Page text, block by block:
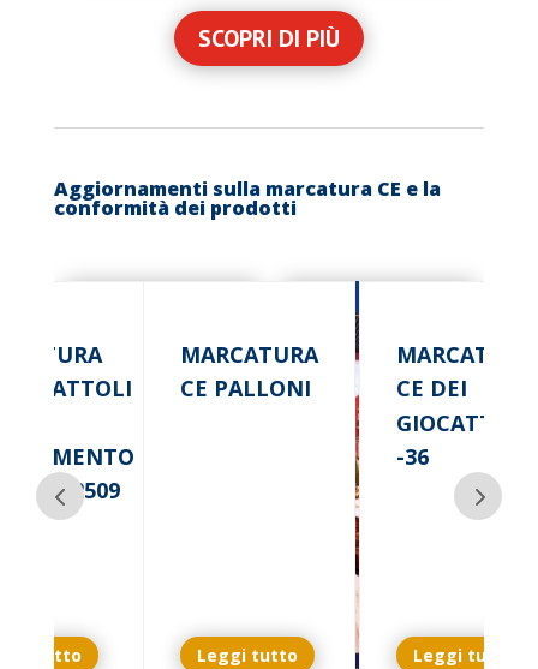
SCOPRI DI PIÙ
Aggiornamenti sulla marcatura CE e la
conformità dei prodotti
2025/2509
tutto
MARCATURA
CE PALLONI
Leggi tutto
MARCATURA
CE DEI
GIOCATTOLI
-36
Leggi tutto